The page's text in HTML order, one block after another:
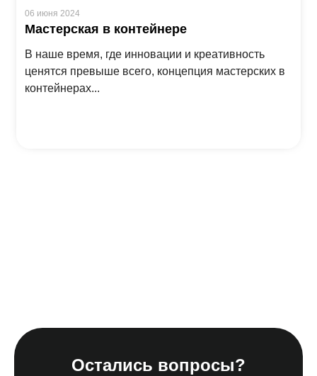
06 июня 2024
Мастерская в контейнере
В наше время, где инновации и креативность
ценятся превыше всего, концепция мастерских в
контейнерах...
Остались вопросы?